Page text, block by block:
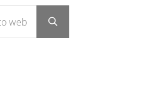
Submit search